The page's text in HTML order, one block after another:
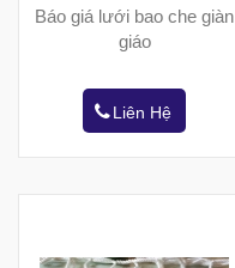
Báo giá lưới bao che giàn
giáo
Liên Hệ